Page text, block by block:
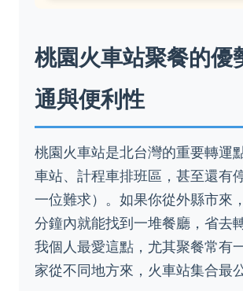
桃園火車站聚餐的優
通與便利性
桃園火車站是北台灣的重要轉運
車站、計程車排班區，甚至還有
一位難求）。如果你從外縣市來
分鐘內就能找到一堆餐廳，省去
我個人最愛這點，尤其聚餐常有
家從不同地方來，火車站集合最公